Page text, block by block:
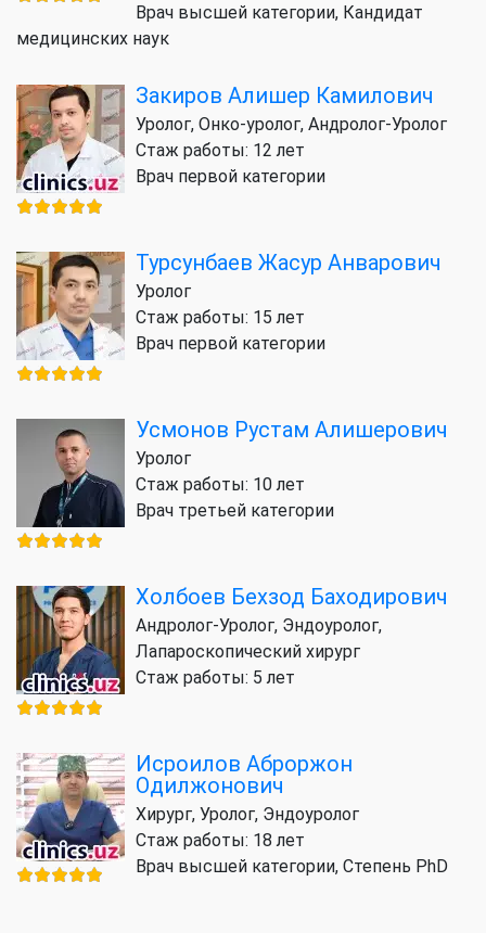
Врач высшей категории, Кандидат
медицинских наук
Закиров Алишер Камилович
Уролог, Онко-уролог, Андролог-Уролог
Стаж работы: 12 лет
Врач первой категории
Турсунбаев Жасур Анварович
Уролог
Стаж работы: 15 лет
Врач первой категории
Усмонов Рустам Алишерович
Уролог
Стаж работы: 10 лет
Врач третьей категории
Холбоев Бехзод Баходирович
Андролог-Уролог, Эндоуролог,
Лапароскопический хирург
Стаж работы: 5 лет
Исроилов Аброржон
Одилжонович
Хирург, Уролог, Эндоуролог
Стаж работы: 18 лет
Врач высшей категории, Степень PhD